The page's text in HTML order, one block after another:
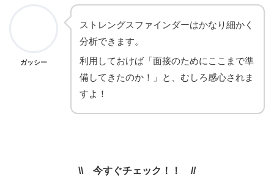
ガッシー
ストレングスファインダーはかなり細かく
分析できます。
利用しておけば「面接のためにここまで準
備してきたのか！」と、むしろ感心されま
すよ！
\\ 今すぐチェック！！ //